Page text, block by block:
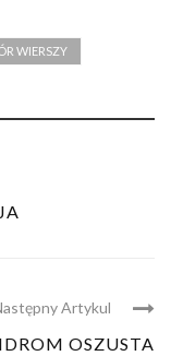
WIERSZY
Artykul
OSZUSTA